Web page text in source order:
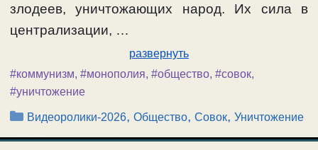
злодеев, уничтожающих народ. Их сила в
централизации, …
развернуть
#коммунизм, #монополия, #общество, #совок,
#уничтожение
Рубрики
Видеоролики-2026,Общество,Совок,Уничтожение